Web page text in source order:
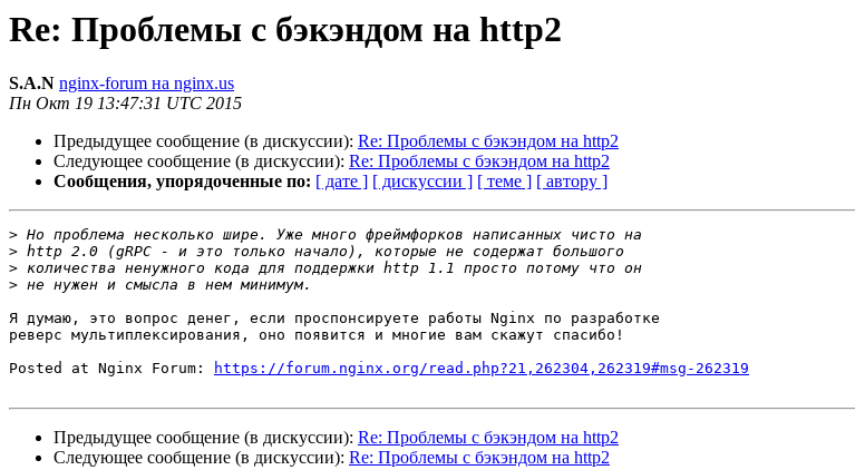
Re: Проблемы с бэкэндом на http2
S.A.N nginx-forum на nginx.us
Пн Окт 19 13:47:31 UTC 2015
Предыдущее сообщение (в дискуссии): Re: Проблемы с бэкэндом на http2
Следующее сообщение (в дискуссии): Re: Проблемы с бэкэндом на http2
Сообщения, упорядоченные по: [ дате ] [ дискуссии ] [ теме ] [ автору ]
>
>
>
>
Я думаю, это вопрос денег, если проспонсируете работы Nginx по разработке
реверс мультиплексирования, оно появится и многие вам скажут спасибо!
Posted at Nginx Forum:
https://forum.nginx.org/read.php?21,262304,262319#msg-262319
Предыдущее сообщение (в дискуссии): Re: Проблемы с бэкэндом на http2
Следующее сообщение (в дискуссии): Re: Проблемы с бэкэндом на http2